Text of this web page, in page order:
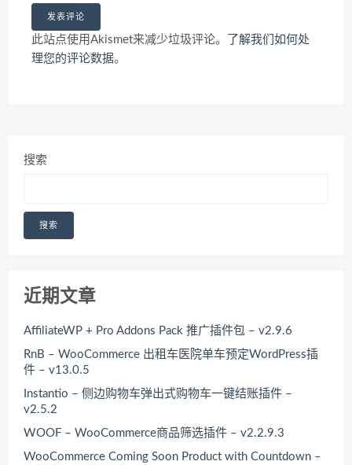
此站点使用Akismet来减少垃圾评论。
了解我们如何处
理您的评论数据。
搜索
搜索
近期文章
AffiliateWP + Pro Addons Pack 推广插件包 – v2.9.6
RnB – WooCommerce 出租车医院单车预定WordPress插
件 – v13.0.5
Instantio – 侧边购物车弹出式购物车一键结账插件 –
v2.5.2
WOOF – WooCommerce商品筛选插件 – v2.2.9.3
WooCommerce Coming Soon Product with Countdown –